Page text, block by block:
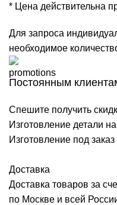
* Цена действительна
Для запроса
необходимое
Постоянным
Спешите получить
Изготовление детали
Изготовление под заказ
Доставка
Доставка товаров за
по Москве и всей